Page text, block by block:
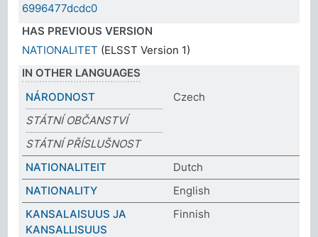
6996477dcdc0
HAS PREVIOUS VERSION
NATIONALITET (ELSST Version 1)
IN OTHER LANGUAGES
NÁRODNOST
Czech
STÁTNÍ OBČANSTVÍ
STÁTNÍ PŘÍSLUŠNOST
NATIONALITEIT
Dutch
NATIONALITY
English
KANSALAISUUS JA
KANSALLISUUS
Finnish